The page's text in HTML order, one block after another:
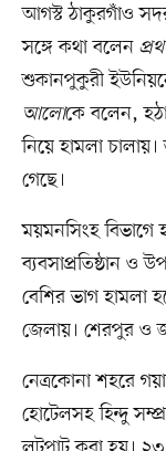
আগস্ট ঠাকুরগাঁও সদর
সঙ্গে কথা বলেন
শুকানপুকুরী
আলোকে বলেন,
নিয়ে হামলা
গেছে।
ময়মনসিংহ বিভাগে
ব্যবসাপ্রতিষ্ঠান ও
বেশির ভাগ হামলা
জেলায়। শেরপুর ও
নেত্রকোনা শহরে
হোটেলসহ হিন্দু